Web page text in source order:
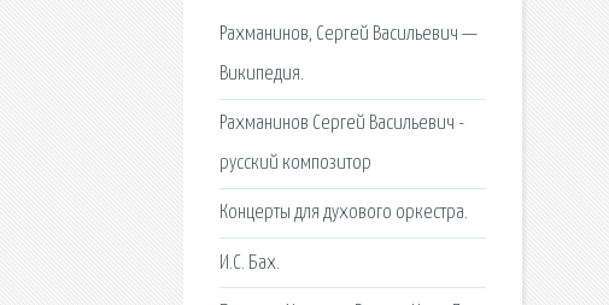
Рахманинов, Сергей Васильевич —
Википедия.
Рахманинов Сергей Васильевич -
русский композитор
Концерты для духового оркестра.
И.С. Бах.